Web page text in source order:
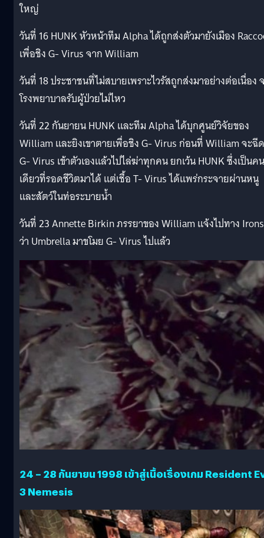
ใหญ่
วันที่ 16 HUNK หัวหน้าทีม Alpha ได้ถูกส่งตัวมายังเมือง
เพื่อชิง G- Virus จาก William
วันที่ 18 ประชาชนที่ไม่สบายเพราะไวรัสถูกส่งมาอย่างต่อเนื่อง
โรงพยาบาลรับผู้ป่วยไม่ไหว
วันที่ 22 กันยายน HUNK และทีม Alpha ได้บุกศูนย์วิจัยของ
William และยิงเขาตายเพื่อชิง G- Virus ก่อนที่ William จะฉีด
G- Virus เข้าตัวเองแล้วไปไล่ฆ่าทุกคน ยกเว้น HUNK ซึ่งเป็นคน
เดียวที่รอดชีวิตมาได้ แต่เชื้อ T- Virus ได้แพร่กระจายผ่านหนู
และสัตว์ในท่อระบายน้ำ
วันที่ 23 Annette Birkin ภรรยาของ William แจ้งไปทาง Irons
ว่า Umbrella มาขโมย G- Virus ไปแล้ว
24 – 28 กันยายน 1998 เข้าสู่เนื้อเรื่องเกม Resident
3 Nemesis